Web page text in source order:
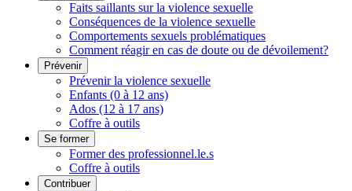
Faits saillants sur la violence sexuelle
Conséquences de la violence sexuelle
Comportements sexuels problématiques
Comment réagir en cas de doute ou de dévoilement?
Prévenir
Prévenir la violence sexuelle
Enfants (0 à 12 ans)
Ados (12 à 17 ans)
Coffre à outils
Se former
Former des professionnel.le.s
Coffre à outils
Contribuer